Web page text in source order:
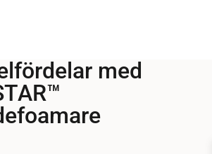
med